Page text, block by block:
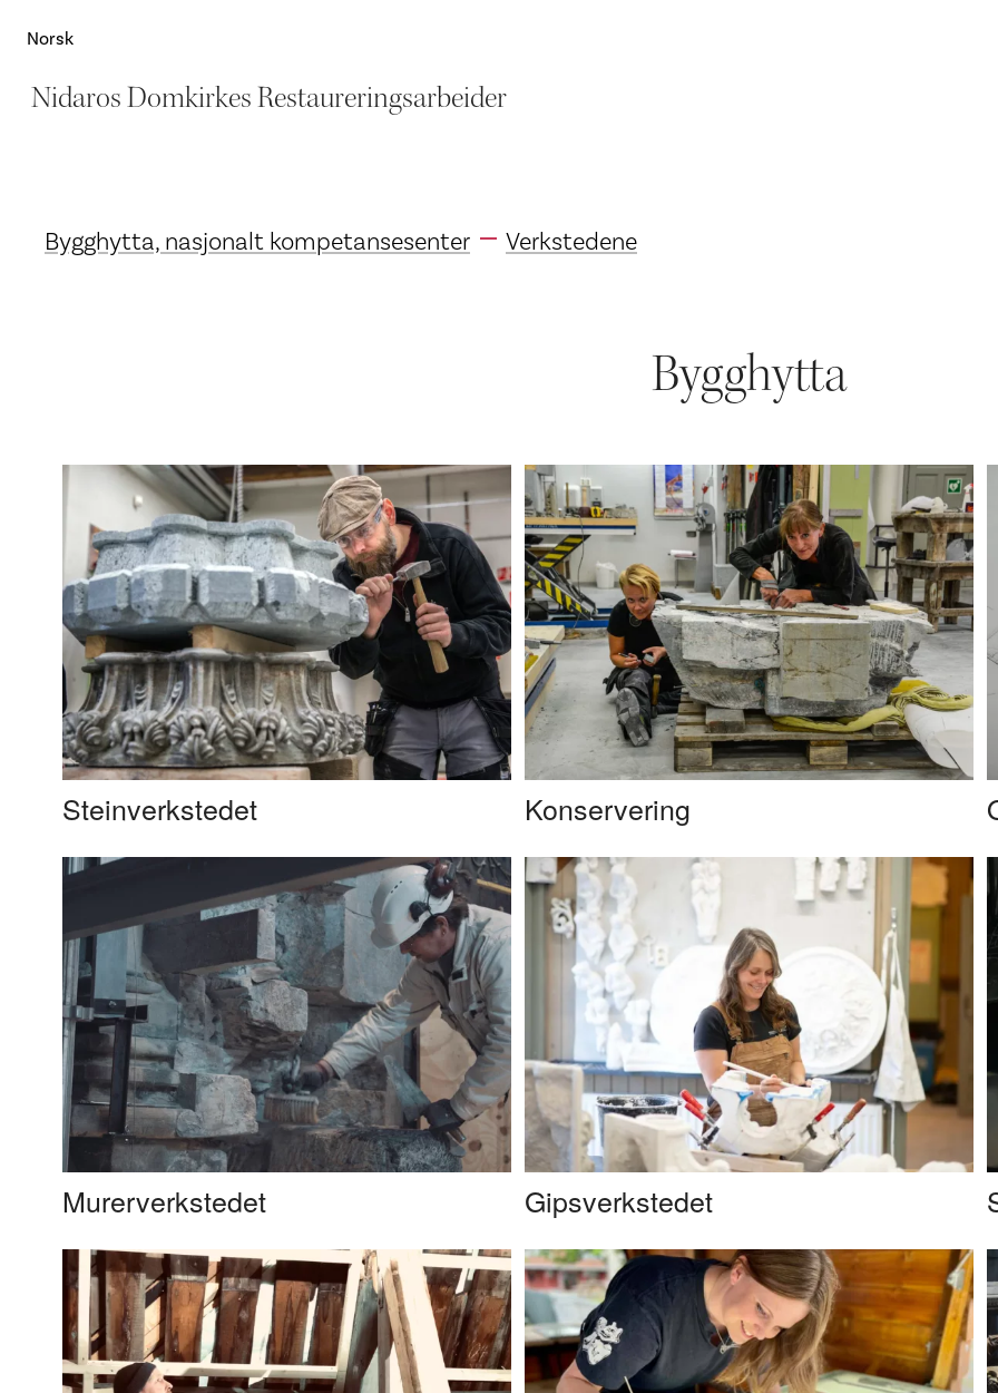
Norsk
Nidaros Domkirkes Restaureringsarbeider
Bygghytta, nasjonalt kompetansesenter Verkstedene
Bygghytta
Steinverkstedet Konservering
Murerverkstedet Gipsverkstedet